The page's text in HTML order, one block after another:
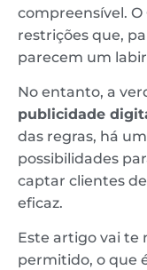
compreensível. O
restrições que,
parecem um
No entanto, a
publicidade
das regras, há
possibilidades
captar clientes
eficaz.
Este artigo vai te
permitido, o que